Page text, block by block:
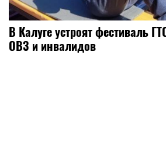
В Калуге устроят фестиваль
ОВЗ и инвалидов